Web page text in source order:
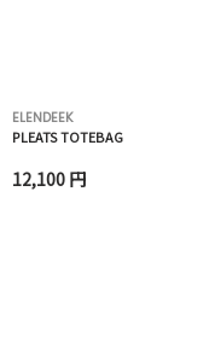
ELENDEEK
PLEATS TOTEBAG
12,100 円